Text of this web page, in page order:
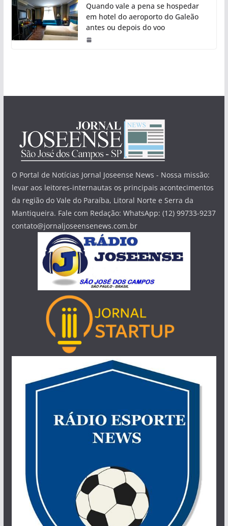
Quando vale a pena se hospedar
em hotel do aeroporto do Galeão
antes ou depois do voo
O Portal de Notícias Jornal Joseense News - Nossa missão:
levar aos leitores-internautas os principais acontecimentos
da região do Vale do Paraíba, Litoral Norte e Serra da
Mantiqueira. Fale com Redação: WhatsApp: (12) 99733-9237
contato@jornaljoseensenews.com.br